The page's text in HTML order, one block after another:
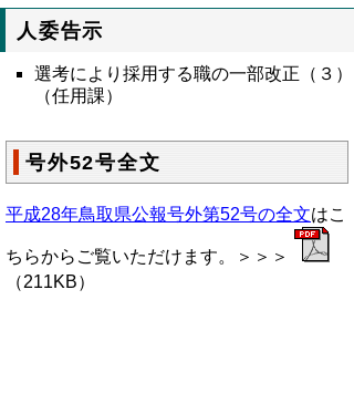
人委告示
選考により採用する職の一部改正（３）
（任用課）
号外52号全文
平成28年鳥取県公報号外第52号の全文はこ
ちらからご覧いただけます。＞＞＞
（211KB）